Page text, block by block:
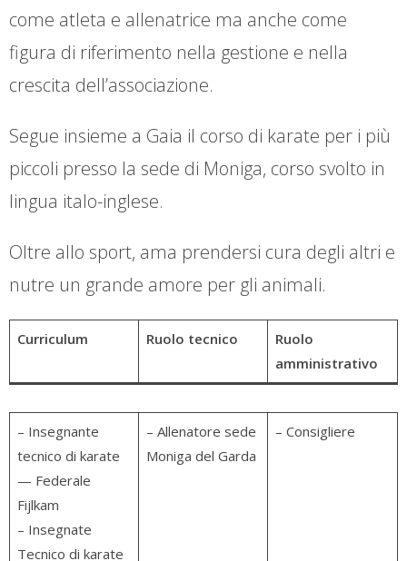
come atleta e allenatrice ma anche come
figura di riferimento nella gestione e nella
crescita dell’associazione.
Segue insieme a Gaia il corso di karate per i più
piccoli presso la sede di Moniga, corso svolto in
lingua italo-inglese.
Oltre allo sport, ama prendersi cura degli altri e
nutre un grande amore per gli animali.
Curriculum Ruolo tecnico
Ruolo
amministrativo
– Insegnante
tecnico di karate
— Federale
Fijlkam
– Insegnate
Tecnico di karate
– Allenatore sede
Moniga del Garda
– Consigliere